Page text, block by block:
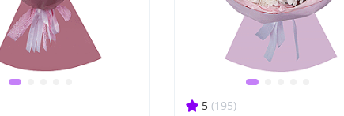
5 (195)